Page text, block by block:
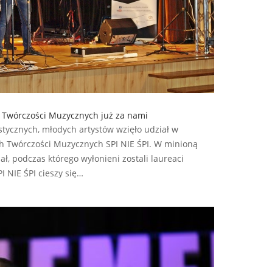
Muzycznych już za nami
młodych artystów wzięło udział w
Muzycznych SPI NIE ŚPI. W minioną
podczas którego wyłonieni zostali laureaci
NIE ŚPI cieszy się…